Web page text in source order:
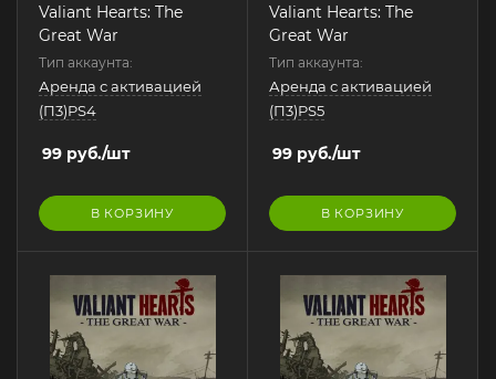
Valiant Hearts: The
Great War
Тип аккаунта:
Аренда с активацией
(П3)PS4
99 руб./шт
В КОРЗИНУ
Valiant Hearts: The
Great War
Тип аккаунта:
Аренда с активацией
(П3)PS5
99 руб./шт
В КОРЗИНУ